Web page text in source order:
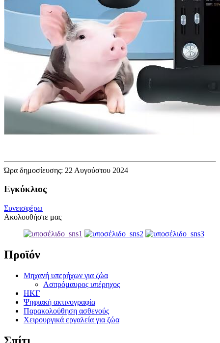
Ώρα δημοσίευσης: 22 Αυγούστου 2024
Εγκύκλιος
Συνεισφέρω
Ακολουθήστε μας
Προϊόν
Μηχανή υπερήχων για ζώα
Ασπρόμαυρος υπέρηχος
ΗΚΓ
Ψηφιακή ακτινογραφία
Παρακολούθηση ασθενούς
Χειρουργικά εργαλεία για ζώα